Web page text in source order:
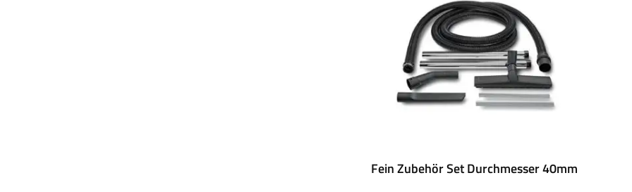
Fein Zubehör Set Durchmesser 40mm